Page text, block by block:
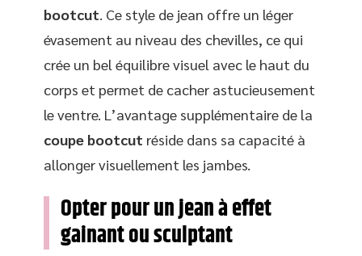
bootcut. Ce style de jean offre un léger
évasement au niveau des chevilles, ce qui
crée un bel équilibre visuel avec le haut du
corps et permet de cacher astucieusement
le ventre. L’avantage supplémentaire de la
coupe bootcut réside dans sa capacité à
allonger visuellement les jambes.
Opter pour un jean à effet
gainant ou sculptant